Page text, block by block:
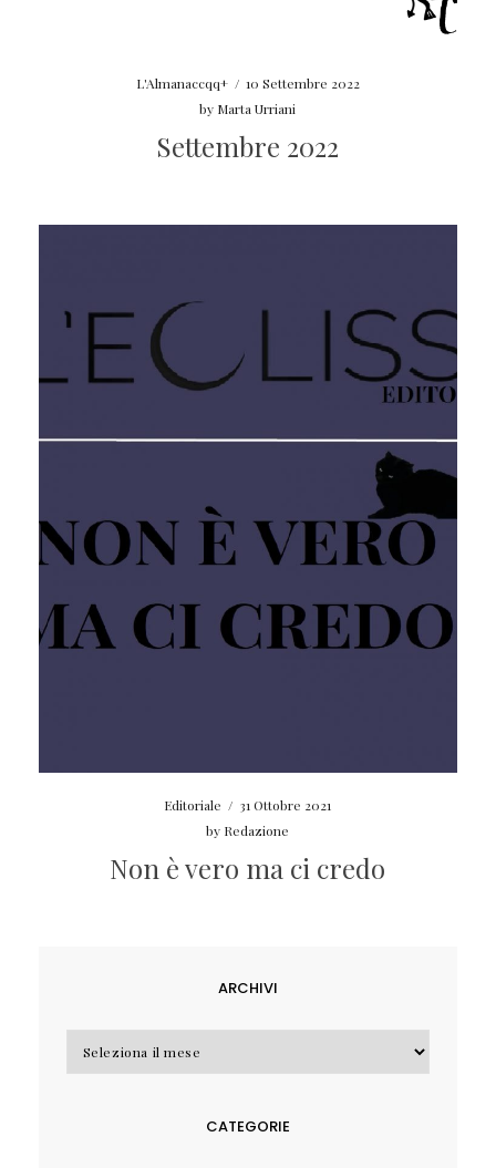
L'Almanaccqq+ / 10 Settembre 2022
by Marta Urriani
Settembre 2022
Editoriale / 31 Ottobre 2021
by Redazione
Non è vero ma ci credo
ARCHIVI
CATEGORIE